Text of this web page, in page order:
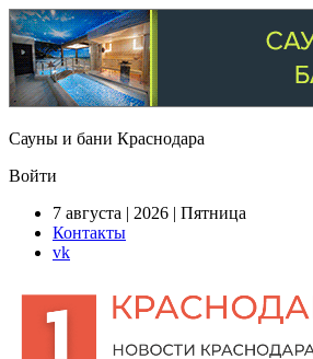
Сауны и бани Краснодара
Войти
7 августа | 2026 | Пятница
Контакты
vk